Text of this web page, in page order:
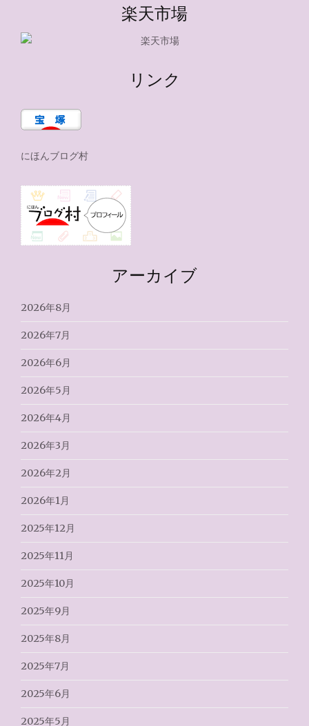
楽天市場
リンク
にほんブログ村
アーカイブ
2026年8月
2026年7月
2026年6月
2026年5月
2026年4月
2026年3月
2026年2月
2026年1月
2025年12月
2025年11月
2025年10月
2025年9月
2025年8月
2025年7月
2025年6月
2025年5月